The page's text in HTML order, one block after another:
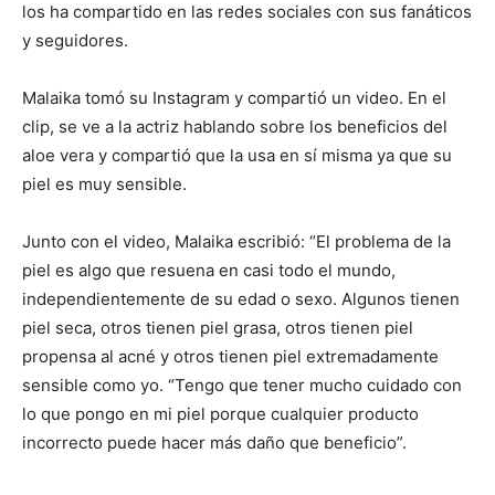
los ha compartido en las redes sociales con sus fanáticos
y seguidores.
Malaika tomó su Instagram y compartió un video. En el
clip, se ve a la actriz hablando sobre los beneficios del
aloe vera y compartió que la usa en sí misma ya que su
piel es muy sensible.
Junto con el video, Malaika escribió: “El problema de la
piel es algo que resuena en casi todo el mundo,
independientemente de su edad o sexo. Algunos tienen
piel seca, otros tienen piel grasa, otros tienen piel
propensa al acné y otros tienen piel extremadamente
sensible como yo. “Tengo que tener mucho cuidado con
lo que pongo en mi piel porque cualquier producto
incorrecto puede hacer más daño que beneficio”.